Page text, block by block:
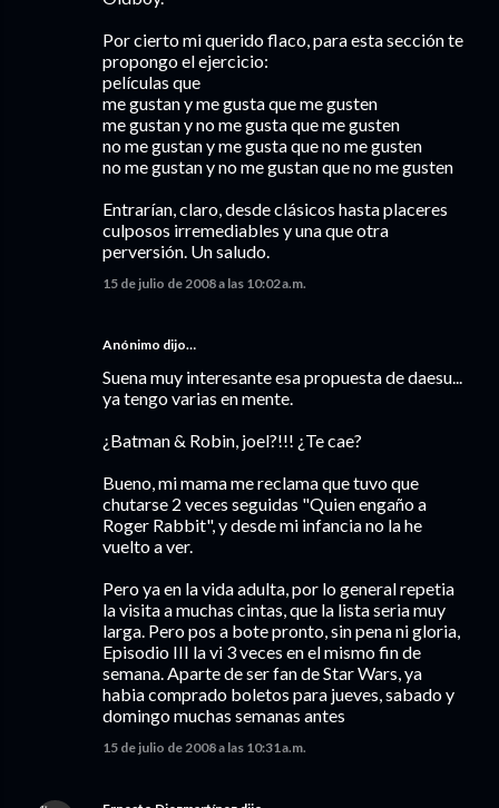
Por cierto mi querido flaco, para esta sección te
propongo el ejercicio:
películas que
me gustan y me gusta que me gusten
me gustan y no me gusta que me gusten
no me gustan y me gusta que no me gusten
no me gustan y no me gustan que no me gusten
Entrarían, claro, desde clásicos hasta placeres
culposos irremediables y una que otra
perversión. Un saludo.
15 de julio de 2008 a las 10:02 a.m.
Anónimo dijo…
Suena muy interesante esa propuesta de daesu...
ya tengo varias en mente.
¿Batman & Robin, joel?!!! ¿Te cae?
Bueno, mi mama me reclama que tuvo que
chutarse 2 veces seguidas "Quien engaño a
Roger Rabbit", y desde mi infancia no la he
vuelto a ver.
Pero ya en la vida adulta, por lo general repetia
la visita a muchas cintas, que la lista seria muy
larga. Pero pos a bote pronto, sin pena ni gloria,
Episodio III la vi 3 veces en el mismo fin de
semana. Aparte de ser fan de Star Wars, ya
habia comprado boletos para jueves, sabado y
domingo muchas semanas antes
15 de julio de 2008 a las 10:31 a.m.